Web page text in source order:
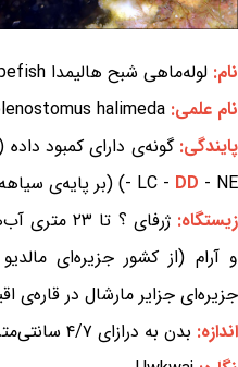
نام: لوله‌ماهی شبح هالیمدا Halimeda ghost pipefish
نام علمی: halimeda
پایندگی:
- LC - DD - NE) (بر پایه‌ی سیاهه‌ی سرخ IUCN)
زیستگاه:
ژرفای ؟ تا
و آرام (از کشور جزیره‌ای
جزیره‌ای جزایر مارشال در قاره‌ی
اندازه: بدن به درازای ۴/۷ سانتی‌متر